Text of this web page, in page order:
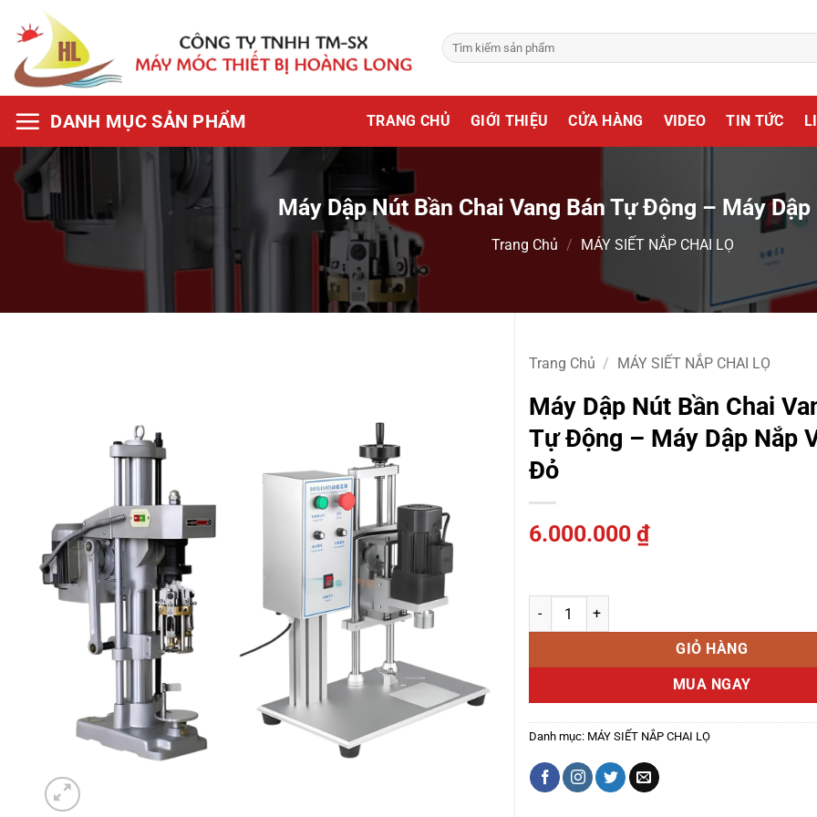
qua
dung
Tìm
kiếm:
TRANG CHỦ GIỚI THIỆU CỬA HÀNG VIDEO TIN TỨC
Máy Dập Nút Bần Chai Vang Bán Tự Động – Máy
Trang Chủ / MÁY SIẾT NẮP CHAI LỌ
Trang Chủ / MÁY SIẾT NẮP CHAI LỌ
Máy Dập Nút Bần Chai
Tự Động – Máy Dập Nắp
Đỏ
6.000.000 ₫
Máy dập nút bần chai vang bán tự động – Máy
GIỎ HÀNG
MUA NGAY
Danh mục: MÁY SIẾT NẮP CHAI LỌ